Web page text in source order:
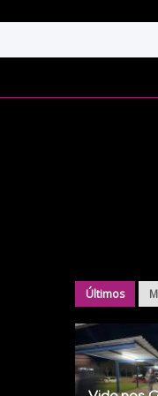
Últimos